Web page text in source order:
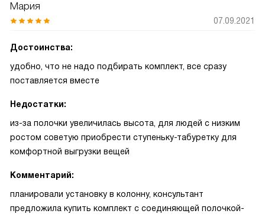
Мария
07.09.2021
Достоинства:
удобно, что не надо подбирать комплект, все сразу
поставляется вместе
Недостатки:
из-за полочки увеличилась высота, для людей с низким
ростом советую приобрести ступеньку-табуретку для
комфортной выгрузки вещей
Комментарий:
планировали установку в колонну, консультант
предложила купить комплект с соединяющей полочкой-